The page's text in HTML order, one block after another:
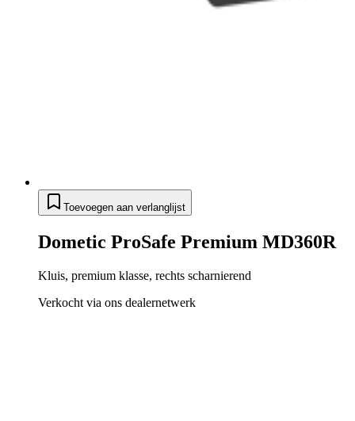
Toevoegen aan verlanglijst
Dometic ProSafe Premium MD360R
Kluis, premium klasse, rechts scharnierend
Verkocht via ons dealernetwerk